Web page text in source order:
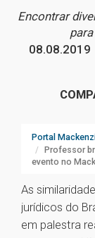
Encontrar
08.08.2019
Portal
Professor
evento no
As
jurídicos do
em palestra